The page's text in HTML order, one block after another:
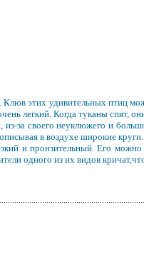
этих удивительных птиц
легкий. Когда туканы спят,
за своего неуклюжего и
в воздухе широкие
и пронзительный. Его
одного из их видов